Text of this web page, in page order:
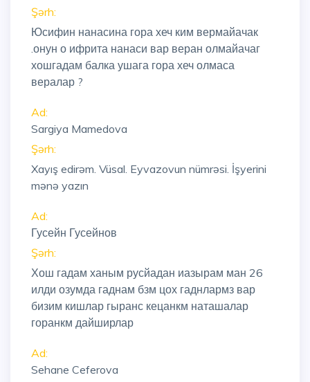
Şərh:
Юсифин нанасина гора хеч ким вермайачак
.онун о ифрита нанаси вар веран олмайачаг
хошгадам балка ушага гора хеч олмаса
вералар ?
Ad:
Sargiya Mamedova
Şərh:
Xayış edirəm. Vüsal. Eyvazovun nümrəsi. İşyerini
mənə yazın
Ad:
Гусейн Гусейнов
Şərh:
Хош гадам ханым русйадан иазырам ман 26
илди озумда гаднам бзм цох гаднлармз вар
бизим кишлар гыранс кецанкм наташалар
горанкм дайширлар
Ad:
Sehane Ceferova